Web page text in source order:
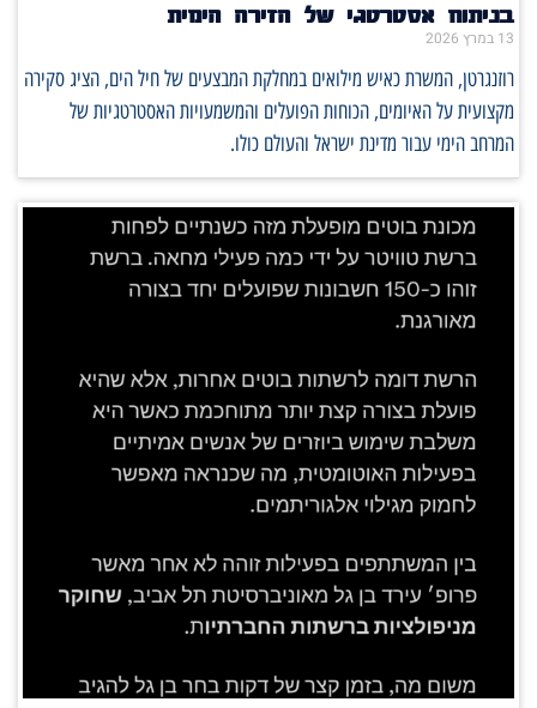
בניתוח אסטרטגי של הזירה הימית
13 במרץ 2026
רוזנגרטן, המשרת כאיש מילואים במחלקת המבצעים של חיל הים, הציג סקירה
מקצועית על האיומים, הכוחות הפועלים והמשמעויות האסטרטגיות של
המרחב הימי עבור מדינת ישראל והעולם כולו.